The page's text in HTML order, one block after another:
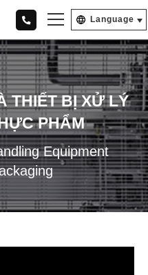
Language
THIẾT BỊ XỬ LÝ
PHẨM
Equipment